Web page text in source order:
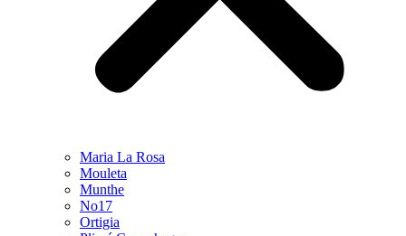
Maria La Rosa
Mouleta
Munthe
No17
Ortigia